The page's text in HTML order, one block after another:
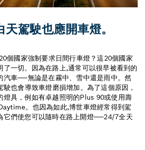
駕駛也應開車燈。
個國家強制要求日間行車燈？這20個國家
了一切。因為在路上,通常可以很早被看到的
汽車──無論是在霧中、雪中還是雨中。然
駛也會導致車燈磨損增加。為了這個原因，
燈具，例如有卓越照明的Plus 90或使用壽
。也因為如此,博世車燈經常得到駕
它們使您可以隨時在路上開燈──24/7全天